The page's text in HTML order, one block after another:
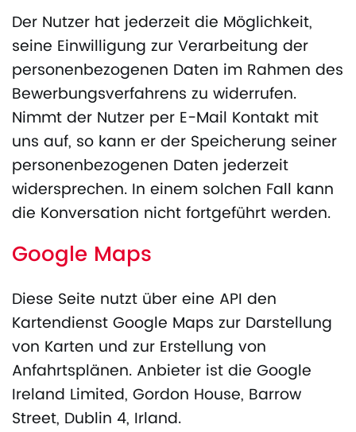
Der Nutzer hat jederzeit die Möglichkeit,
seine Einwilligung zur Verarbeitung der
personenbezogenen Daten im Rahmen des
Bewerbungsverfahrens zu widerrufen.
Nimmt der Nutzer per E-Mail Kontakt mit
uns auf, so kann er der Speicherung seiner
personenbezogenen Daten jederzeit
widersprechen. In einem solchen Fall kann
die Konversation nicht fortgeführt werden.
Google Maps
Diese Seite nutzt über eine API den
Kartendienst Google Maps zur Darstellung
von Karten und zur Erstellung von
Anfahrtsplänen. Anbieter ist die Google
Ireland Limited, Gordon House, Barrow
Street, Dublin 4, Irland.